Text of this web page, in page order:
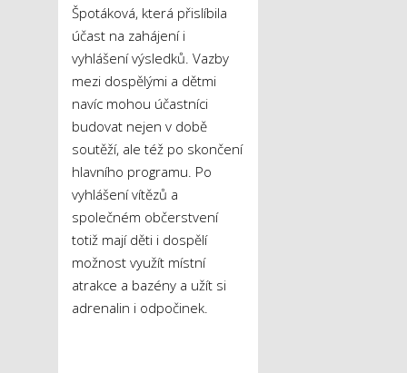
Špotáková, která přislíbila
účast na zahájení i
vyhlášení výsledků. Vazby
mezi dospělými a dětmi
navíc mohou účastníci
budovat nejen v době
soutěží, ale též po skončení
hlavního programu. Po
vyhlášení vítězů a
společném občerstvení
totiž mají děti i dospělí
možnost využít místní
atrakce a bazény a užít si
adrenalin i odpočinek.